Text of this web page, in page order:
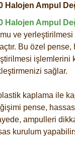
Halojen Ampul
Halojen Ampul
ve
Bu özel pense,
işlemlerini
sağlar.
kaplama ile
pense,
ampulleri
kurulum